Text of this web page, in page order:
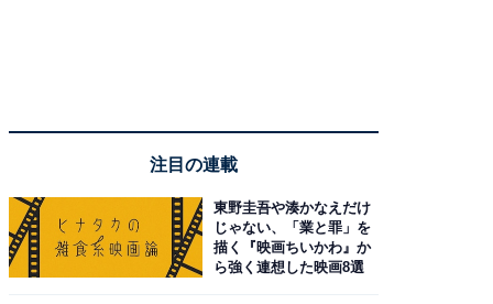
注目の連載
東野圭吾や湊かなえだけ
じゃない、「業と罪」を
描く『映画ちいかわ』か
ら強く連想した映画8選